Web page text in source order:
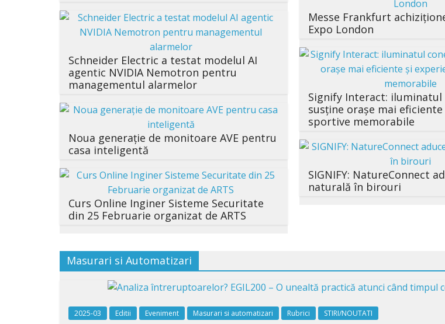
Schneider Electric a testat modelul AI
agentic NVIDIA Nemotron pentru
managementul alarmelor
Noua generație de monitoare AVE pentru
casa inteligentă
Curs Online Inginer Sisteme Securitate
din 25 Februarie organizat de ARTS
Messe Frankfurt
Expo London
Signify Interact: iluminatul
susține orașe mai
sportive memorabile
SIGNIFY: NatureConnect
naturală în birouri
Masurari si Automatizari
2025-03 Editii Eveniment Masurari si automatizari Rubrici STIRI/NOUTATI